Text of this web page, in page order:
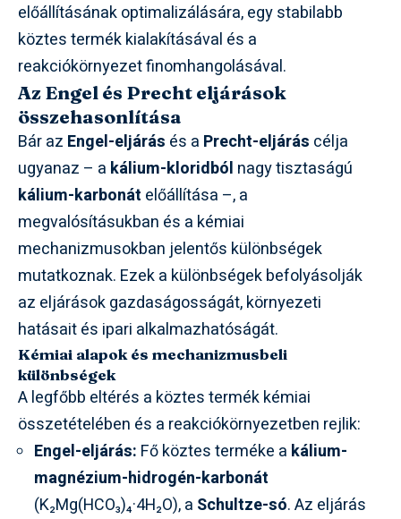
előállításának optimalizálására, egy stabilabb
köztes termék kialakításával és a
reakciókörnyezet finomhangolásával.
Az Engel és Precht eljárások
összehasonlítása
Bár az Engel-eljárás és a Precht-eljárás célja
ugyanaz – a kálium-kloridból nagy tisztaságú
kálium-karbonát előállítása –, a
megvalósításukban és a kémiai
mechanizmusokban jelentős különbségek
mutatkoznak. Ezek a különbségek befolyásolják
az eljárások gazdaságosságát, környezeti
hatásait és ipari alkalmazhatóságát.
Kémiai alapok és mechanizmusbeli
különbségek
A legfőbb eltérés a köztes termék kémiai
összetételében és a reakciókörnyezetben rejlik:
Engel-eljárás: Fő köztes terméke a kálium-
magnézium-hidrogén-karbonát
(K₂Mg(HCO₃)₄·4H₂O), a Schultze-só. Az eljárás